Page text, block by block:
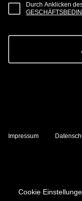
Durch Anklicken
Impressum
Cookie